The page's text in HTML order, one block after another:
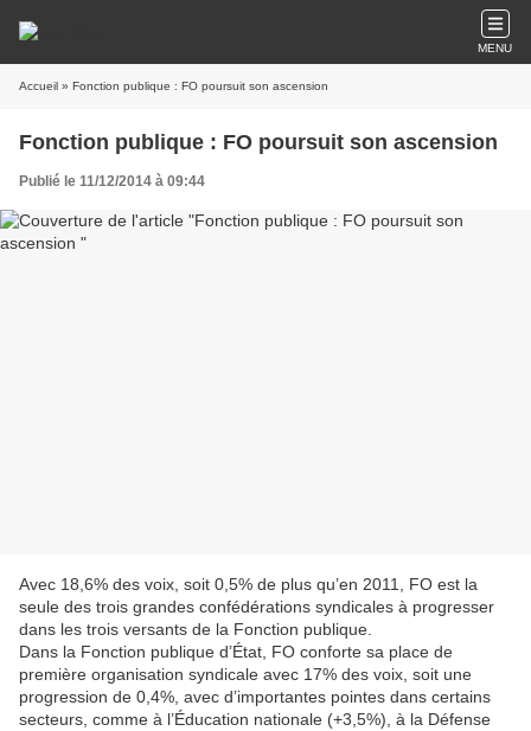
MENU
Accueil » Fonction publique : FO poursuit son ascension
Fonction publique : FO poursuit son ascension
Publié le 11/12/2014 à 09:44
Avec 18,6% des voix, soit 0,5% de plus qu’en 2011, FO est la
seule des trois grandes confédérations syndicales à progresser
dans les trois versants de la Fonction publique.
Dans la Fonction publique d’État, FO conforte sa place de
première organisation syndicale avec 17% des voix, soit une
progression de 0,4%, avec d’importantes pointes dans certains
secteurs, comme à l’Éducation nationale (+3,5%), à la Défense